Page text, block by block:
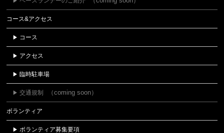
コース&アクセス
コース
アクセス
臨時駐車場
交通規制
ボランティア
ボランティア募集要項